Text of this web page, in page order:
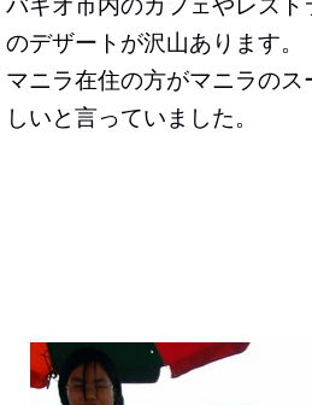
のデザートが沢山あります。
マニラ在住の方がマニラの
しいと言っていました。